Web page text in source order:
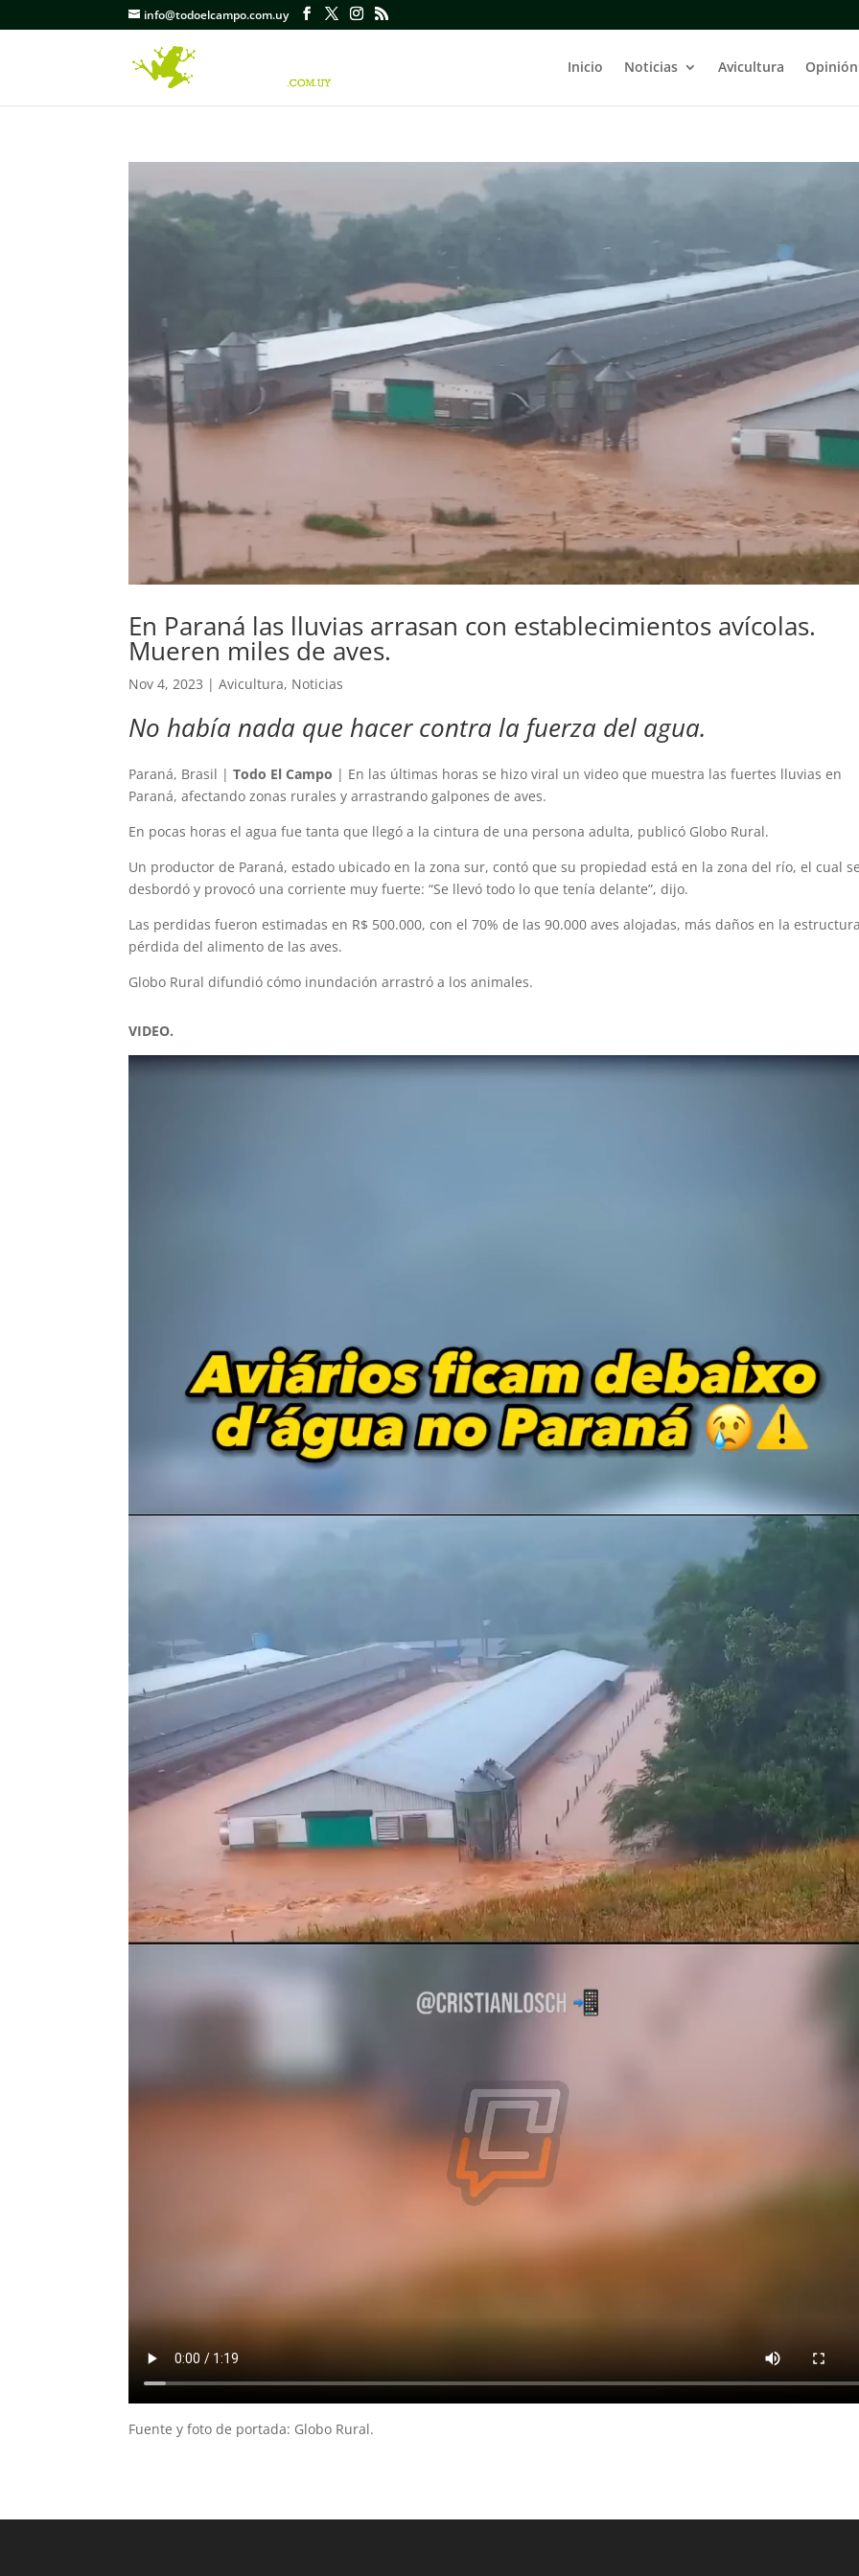
info@todoelcampo.com.uy
Inicio Noticias Avicultura Opinión
En Paraná las lluvias arrasan con establecimientos avícolas.
Mueren miles de aves.
Nov 4, 2023 |Avicultura, Noticias
No había nada que hacer contra la fuerza del agua.
Paraná, Brasil |Todo El Campo | En las últimas horas se hizo viral un video que muestra las fuertes lluvias en
Paraná, afectando zonas rurales y arrastrando galpones de aves.
En pocas horas el agua fue tanta que llegó a la cintura de una persona adulta, publicó Globo Rural.
Un productor de Paraná, estado ubicado en la zona sur, contó que su propiedad está en la zona del río, el cual
desbordó y provocó una corriente muy fuerte: “Se llevó todo lo que tenía delante”, dijo.
Las perdidas fueron estimadas en R$ 500.000, con el 70% de las 90.000 aves alojadas, más daños en la
pérdida del alimento de las aves.
Globo Rural difundió cómo inundación arrastró a los animales.
VIDEO.
Fuente y foto de portada: Globo Rural.